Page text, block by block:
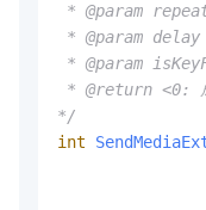
* @param
* @param delay
* @param
* @return <0:
*/
int